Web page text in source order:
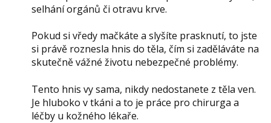
selhání orgánů či otravu krve.
Pokud si vředy mačkáte a slyšíte prasknutí, to jste
si právě roznesla hnis do těla, čím si zaděláváte na
skutečně vážné životu nebezpečné problémy.
Tento hnis vy sama, nikdy nedostanete z těla ven.
Je hluboko v tkáni a to je práce pro chirurga a
léčby u kožného lékaře.